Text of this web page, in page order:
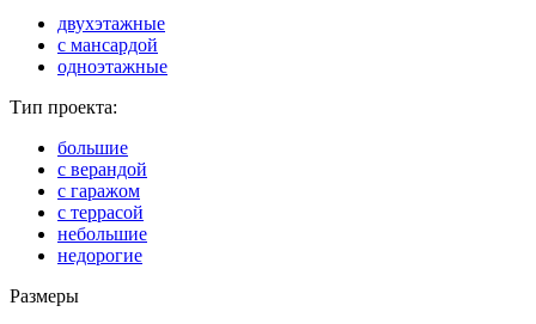
двухэтажные
с мансардой
одноэтажные
Тип проекта:
большие
с верандой
с гаражом
с террасой
небольшие
недорогие
Размеры